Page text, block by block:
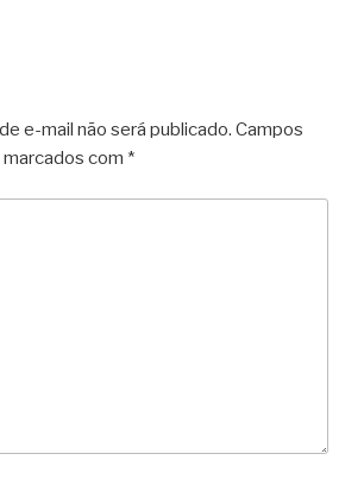
e-mail não será publicado. Campos
com *